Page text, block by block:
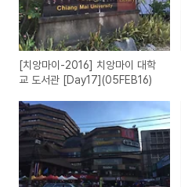
[치앙마이-2016] 치앙마이 대학
교 도서관 [Day17](05FEB16)